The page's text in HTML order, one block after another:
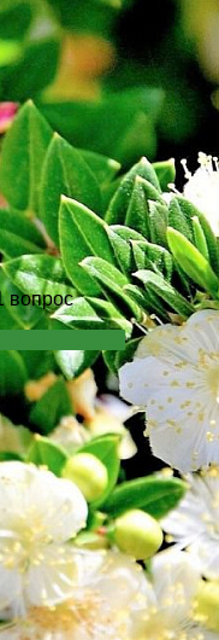
вопрос